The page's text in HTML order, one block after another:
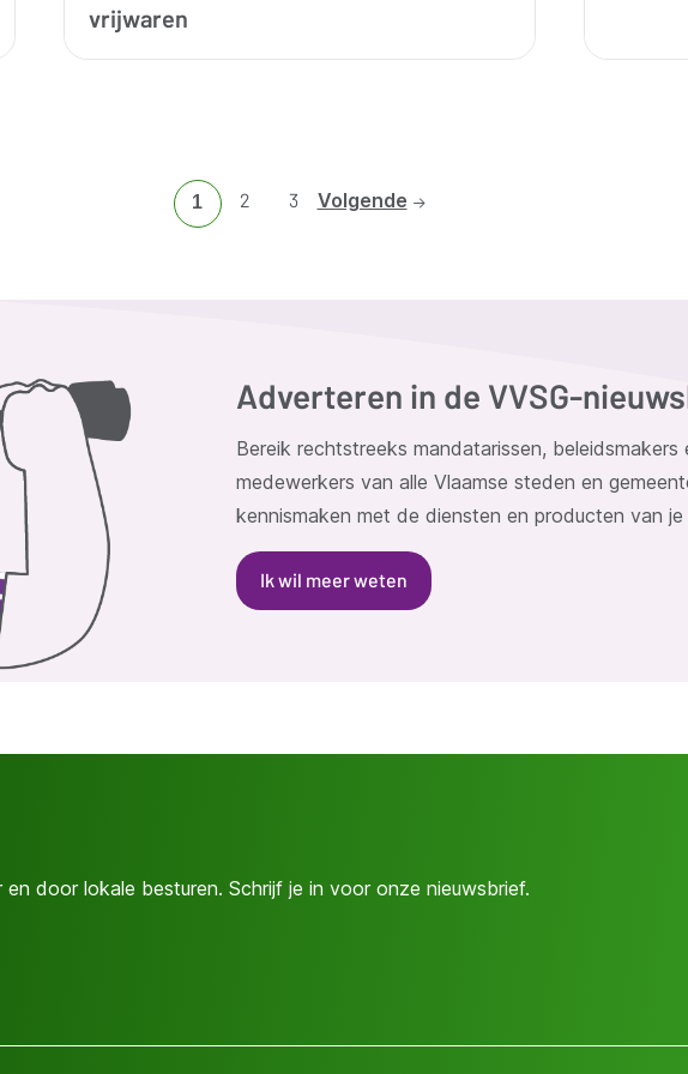
vrijwaren
Huidige
pagina
1
Ga
2
Ga
3 Volgende
Adverteren in de VVSG-
Bereik rechtstreeks mandatarissen, beleidsmakers
medewerkers van alle Vlaamse steden en
kennismaken met de diensten en producten van je
Ik wil meer weten
door lokale besturen. Schrijf je in voor onze nieuwsbrief.